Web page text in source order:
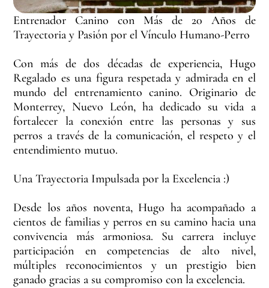
Entrenador Canino con Más de 20 Años de
Trayectoria y Pasión por el Vínculo Humano-Perro
Con más de dos décadas de experiencia, Hugo
Regalado es una figura respetada y admirada en el
mundo del entrenamiento canino. Originario de
Monterrey, Nuevo León, ha dedicado su vida a
fortalecer la conexión entre las personas y sus
perros a través de la comunicación, el respeto y el
entendimiento mutuo.
Una Trayectoria Impulsada por la Excelencia :)
Desde los años noventa, Hugo ha acompañado a
cientos de familias y perros en su camino hacia una
convivencia más armoniosa. Su carrera incluye
participación en competencias de alto nivel,
múltiples reconocimientos y un prestigio bien
ganado gracias a su compromiso con la excelencia.